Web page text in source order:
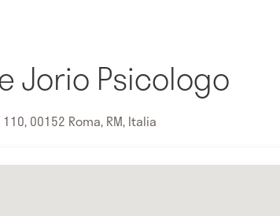
Jorio Psicologo
00152 Roma, RM, Italia